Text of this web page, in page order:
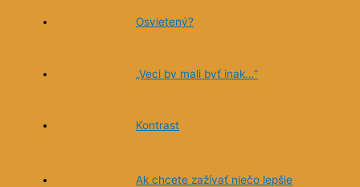
Osvietený?
„Veci by mali byť inak…“
Kontrast
Ak chcete zažívať niečo lepšie